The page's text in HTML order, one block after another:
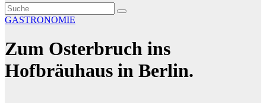
GASTRONOMIE
Zum Osterbruch ins
Hofbräuhaus in Berlin.